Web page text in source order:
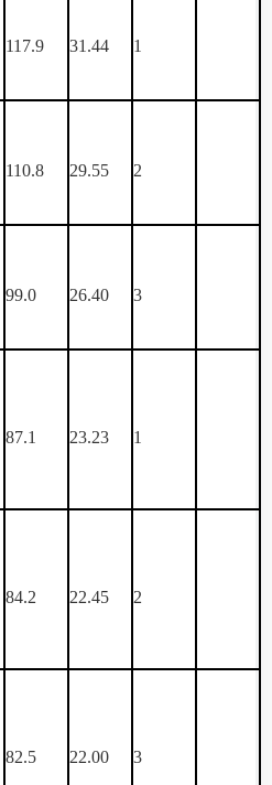
117.9 31.44 1
110.8 29.55 2
99.0 26.40 3
87.1 23.23 1
84.2 22.45 2
82.5 22.00 3